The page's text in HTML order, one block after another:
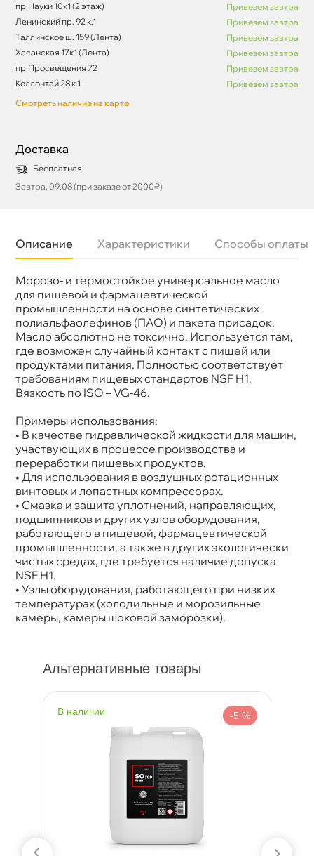
пр.Науки 10к1 (2 этаж)
Привезем завтра
Ленинский пр. 92 к.1
Привезем завтра
Таллинское ш. 159 (Лента)
Привезем завтра
Хасанская 17к1 (Лента)
Привезем завтра
пр.Просвещения 72
Привезем завтра
Коллонтай 28 к.1
Привезем завтра
Смотреть наличие на карте
Доставка
Бесплатная
Завтра, 09.08 (при заказе от 2000₽)
Описание Характеристики Способы оплаты
Морозо- и термостойкое универсальное масло
для пищевой и фармацевтической
промышленности на основе синтетических
полиальфаолефинов (ПАО) и пакета присадок.
Масло абсолютно не токсично. Используется там,
де возможен случайный контакт с пищей или
продуктами питания. Полностью соответствует
требованиям пищевых стандартов NSF H1.
язкость по ISO – VG-46.
Примеры использования:
• В качестве гидравлической жидкости для машин,
участвующих в процессе производства и
переработки пищевых продуктов.
• Для использования в воздушных ротационных
интовых и лопастных компрессорах.
• Смазка и защита уплотнений, направляющих,
подшипников и других узлов оборудования,
работающего в пищевой, фармацевтической
промышленности, а также в других экологически
чистых средах, где требуется наличие допуска
NSF H1.
• Узлы оборудования, работающего при низких
температурах (холодильные и морозильные
камеры, камеры шоковой заморозки).
Бренд
EFELE
Объем
Артикул
0092706
Альтернативные товары
наличии -5 %